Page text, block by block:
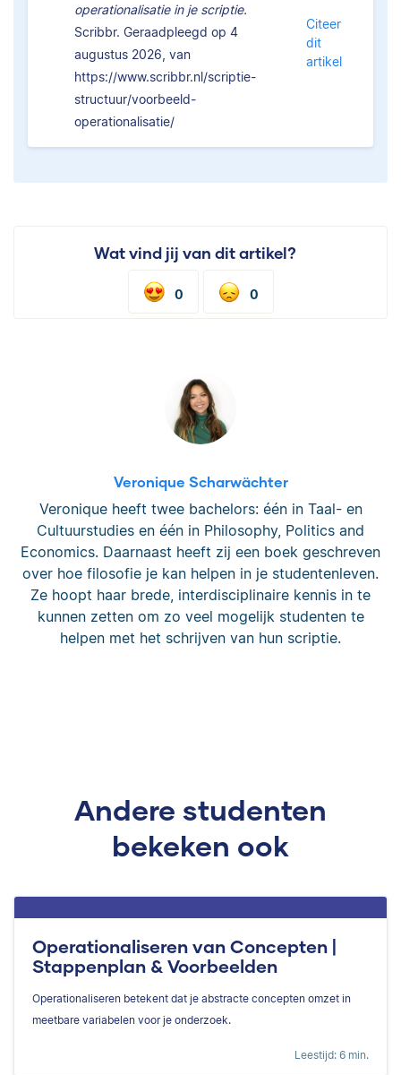
operationalisatie in je scriptie.
Scribbr. Geraadpleegd op 4
augustus 2026, van
https://www.scribbr.nl/scriptie-
structuur/voorbeeld-
operationalisatie/
Citeer
dit
artikel
Wat vind jij van dit artikel?
0 0
Veronique Scharwächter
Veronique heeft twee bachelors: één in Taal- en
Cultuurstudies en één in Philosophy, Politics and
Economics. Daarnaast heeft zij een boek geschreven
over hoe filosofie je kan helpen in je studentenleven.
Ze hoopt haar brede, interdisciplinaire kennis in te
kunnen zetten om zo veel mogelijk studenten te
helpen met het schrijven van hun scriptie.
Andere studenten
bekeken ook
Operationaliseren van Concepten |
Stappenplan & Voorbeelden
Operationaliseren betekent dat je abstracte concepten omzet in
meetbare variabelen voor je onderzoek.
Leestijd: 6 min.